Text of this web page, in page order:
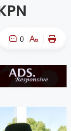
0
A- A+